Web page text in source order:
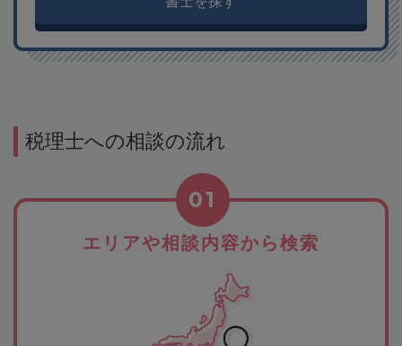
税理士への相談の流れ
エリアや相談内容から検索
01